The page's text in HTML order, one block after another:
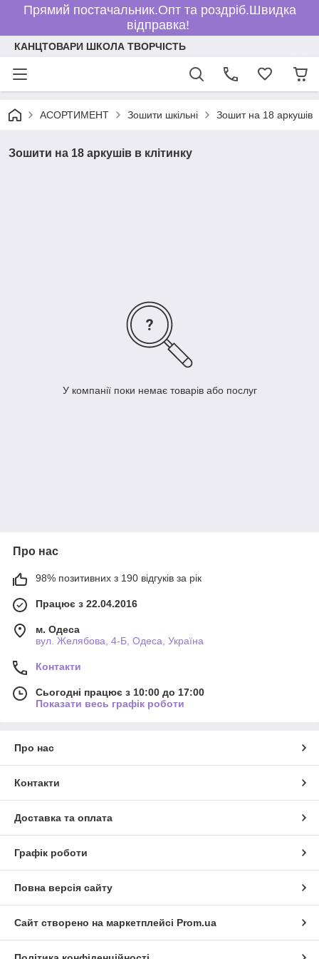
Прямий постачальник.Опт та роздріб.Швидка
відправка!
КАНЦТОВАРИ ШКОЛА ТВОРЧІСТЬ
АСОРТИМЕНТ Зошити шкільні Зошит на 18 аркушів
Зошити на 18 аркушів в клітинку
У компанії поки немає товарів або послуг
Про нас
98% позитивних з 190 відгуків за рік
Працює з 22.04.2016
м. Одеса
вул. Желябова, 4-Б, Одеса, Україна
Контакти
Сьогодні працює з 10:00 до 17:00
Показати весь графік роботи
Про нас
Контакти
Доставка та оплата
Графік роботи
Повна версія сайту
Сайт створено на маркетплейсі Prom.ua